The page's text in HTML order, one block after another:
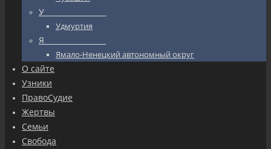
У_________________
Удмуртия
Я_________________
Ямало-Ненецкий автономный округ
О сайте
Узники
ПравоСудие
Жертвы
Семьи
Свобода